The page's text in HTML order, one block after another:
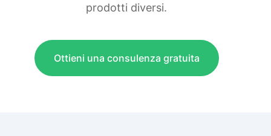
prodotti diversi.
Ottieni una consulenza gratuita